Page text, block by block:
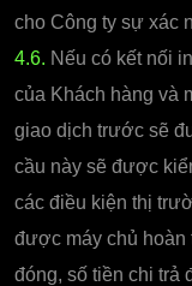
cho Công ty sự xác
4.6. Nếu có kết nối
của Khách hàng và
giao dịch trước sẽ
cầu này sẽ được
các điều kiện thị
được máy chủ hoàn
đóng, số tiền chi trả